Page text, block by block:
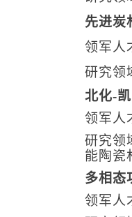
先进炭
领军人
研究领
北化-
领军人
研究领
能陶瓷
多相态
领军人